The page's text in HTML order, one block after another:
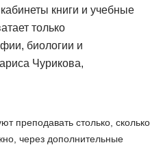
книги и учебные
только
биологии и
Чурикова,
преподавать столько, сколько
через дополнительные